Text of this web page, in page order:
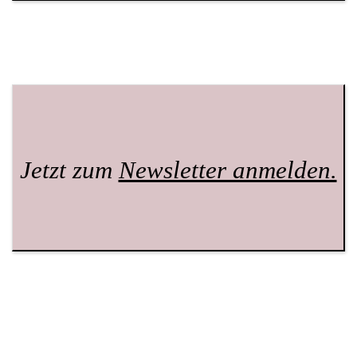
Jetzt zumNewsletter anmelden.